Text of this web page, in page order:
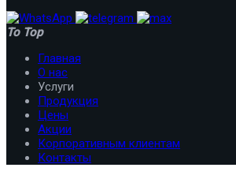
To Top
Главная
О нас
Услуги
Продукция
Цены
Акции
Корпоративным клиентам
Контакты